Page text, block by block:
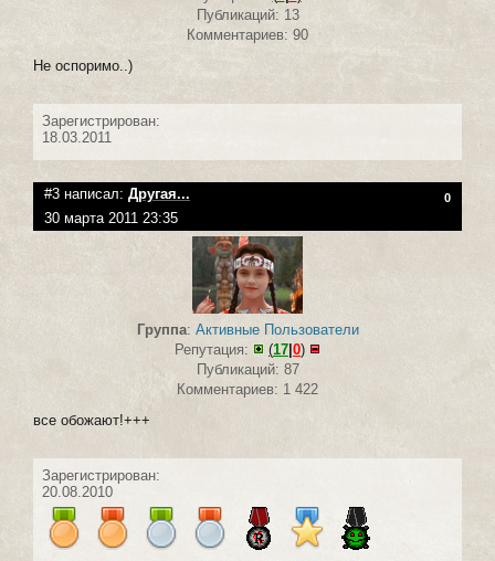
Публикаций: 13
Комментариев: 90
Не оспоримо..)
Зарегистрирован:
18.03.2011
#3 написал: Другая... 0
30 марта 2011 23:35
Группа: Активные Пользователи
Репутация:
(17 0)
Публикаций: 87
Комментариев: 1 422
все обожают!+++
Зарегистрирован:
20.08.2010